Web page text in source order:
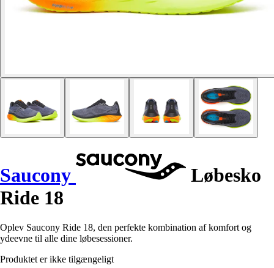
Saucony
Løbesko
Ride 18
Oplev Saucony Ride 18, den perfekte kombination af komfort og
ydeevne til alle dine løbesessioner.
Produktet er ikke tilgængeligt